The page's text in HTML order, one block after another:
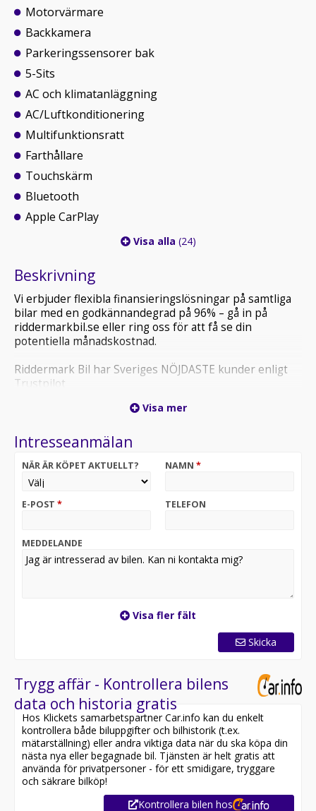
Motorvärmare
Backkamera
Parkeringssensorer bak
5-Sits
AC och klimatanläggning
AC/Luftkonditionering
Multifunktionsratt
Farthållare
Touchskärm
Bluetooth
Apple CarPlay
Visa alla (24)
Beskrivning
Vi erbjuder flexibla finansieringslösningar på samtliga
bilar med en godkännandegrad på 96% – gå in på
riddermarkbil.se eller ring oss för att få se din
potentiella månadskostnad.
Riddermark Bil har Sveriges NÖJDASTE kunder enligt
Trustpilot
hemleverans i hela Sverige!*
*Vänligen ring oss innan ditt besök för att säkerställa
annan anläggning*
Transportbilar@riddermarkbil.se
Riddermark Bil - Transportbil
Kalkstensgatan 21A
64547 Strängnäs
* Störst i Sverige på begagnade bilar
* Erbjuder hemleverans i hela Sverige
* Över 10 tusen omdömen på Trustpilot
* Kvalitetssäkrade bilar
Utrustning inkluderar:
- Elektriskt Motor/Kupé Värmare
- Backkamera
- Apple CarPlay
- Farthållare
- Bluetooth
Visa mer
Intresseanmälan
NÄR ÄR KÖPET AKTUELLT? NAMN *
E-POST * TELEFON
MEDDELANDE
Visa fler fält
Skicka
Trygg affär - Kontrollera bilens
data och historia gratis
Hos Klickets samarbetspartner Car.info kan du enkelt
kontrollera både biluppgifter och bilhistorik (t.ex.
mätarställning) eller andra viktiga data när du ska köpa din
nästa nya eller begagnade bil. Tjänsten är helt gratis att
använda för privatpersoner - för ett smidigare, tryggare
och säkrare bilköp!
Kontrollera bilen hos